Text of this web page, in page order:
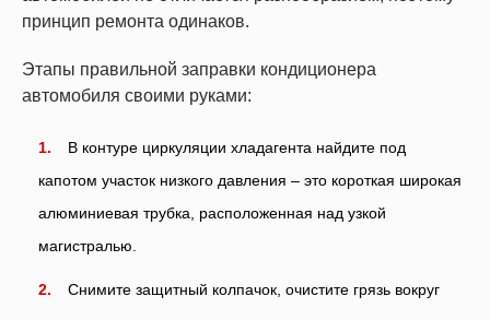
принцип ремонта одинаков.
Этапы правильной заправки кондиционера
автомобиля своими руками:
В контуре циркуляции хладагента найдите под
капотом участок низкого давления – это короткая широкая
алюминиевая трубка, расположенная над узкой
магистралью.
Снимите защитный колпачок, очистите грязь вокруг